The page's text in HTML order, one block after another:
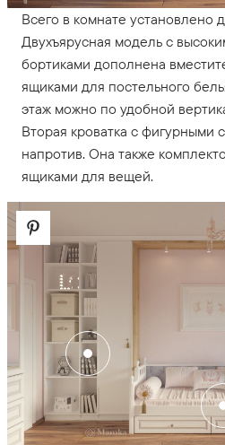
Всего в комнате установлено
Двухъярусная модель с
бортиками дополнена
ящиками для постельного
этаж можно по удобной
Вторая кроватка с фигурными
напротив. Она также
ящиками для вещей.